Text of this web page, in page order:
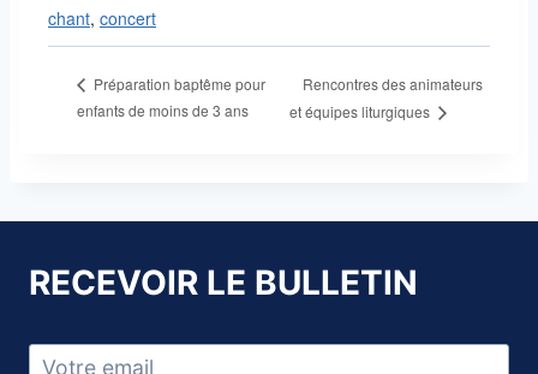
chant, concert
Préparation baptême pour
enfants de moins de 3 ans
Rencontres des animateurs
et équipes liturgiques
RECEVOIR LE BULLETIN